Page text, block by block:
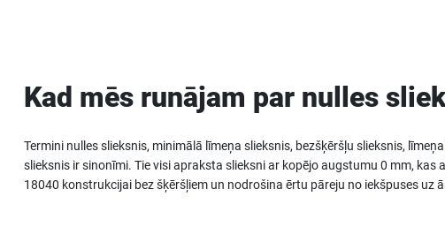
Kad mēs runājam par nulles
Termini nulles slieksnis, minimālā līmeņa slieksnis, bezšķēršļu slieksnis,
slieksnis ir sinonīmi. Tie visi apraksta slieksni ar kopējo augstumu 0 mm,
18040 konstrukcijai bez šķēršļiem un nodrošina ērtu pāreju no iekšpuses uz